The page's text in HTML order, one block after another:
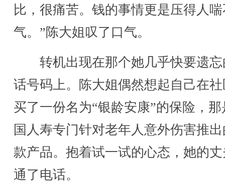
比，很痛苦。钱的事情更是压得人
气。”陈大姐叹了口气。
转机出现在那个她几乎快要遗忘
话号码上。陈大姐偶然想起自己在
买了一份名为“银龄安康”的保险，那
国人寿专门针对老年人意外伤害推
款产品。抱着试一试的心态，她的
通了电话。